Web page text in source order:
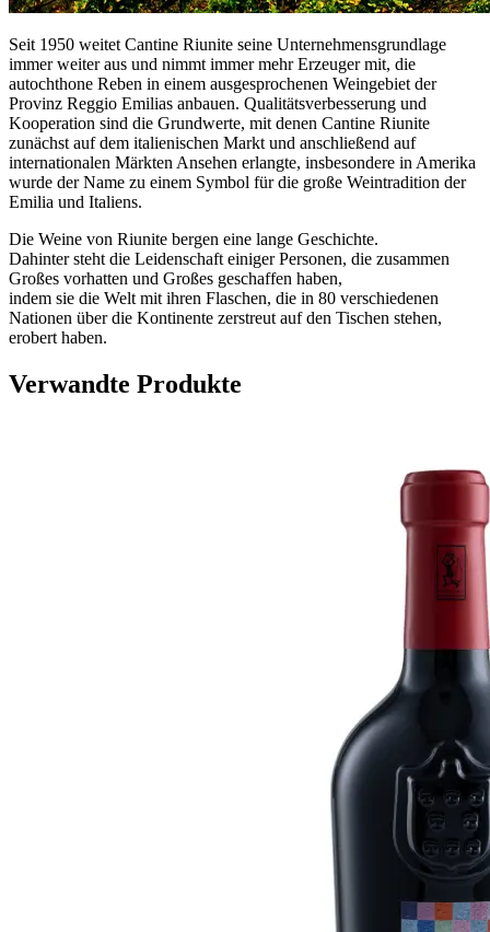
Seit 1950 weitet Cantine Riunite seine Unternehmensgrundlage
immer weiter aus und nimmt immer mehr Erzeuger mit, die
autochthone Reben in einem ausgesprochenen Weingebiet der
Provinz Reggio Emilias anbauen. Qualitätsverbesserung und
Kooperation sind die Grundwerte, mit denen Cantine Riunite
zunächst auf dem italienischen Markt und anschließend auf
internationalen Märkten Ansehen erlangte, insbesondere in Amerika
wurde der Name zu einem Symbol für die große Weintradition der
Emilia und Italiens.
Die Weine von Riunite bergen eine lange Geschichte.
Dahinter steht die Leidenschaft einiger Personen, die zusammen
Großes vorhatten und Großes geschaffen haben,
indem sie die Welt mit ihren Flaschen, die in 80 verschiedenen
Nationen über die Kontinente zerstreut auf den Tischen stehen,
erobert haben.
Verwandte Produkte